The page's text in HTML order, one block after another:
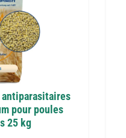
pour poules
25 kg